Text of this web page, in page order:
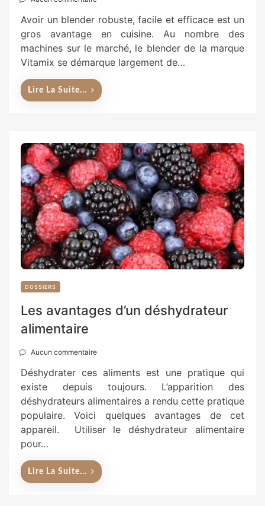
Avoir un blender robuste, facile et efficace est un
gros avantage en cuisine. Au nombre des
machines sur le marché, le blender de la marque
Vitamix se démarque largement de…
Lire La Suite...
DOSSIERS
Les avantages d’un déshydrateur
alimentaire
Aucun commentaire
Déshydrater ces aliments est une pratique qui
existe depuis toujours. L’apparition des
déshydrateurs alimentaires a rendu cette pratique
populaire. Voici quelques avantages de cet
appareil. Utiliser le déshydrateur alimentaire
pour…
Lire La Suite...